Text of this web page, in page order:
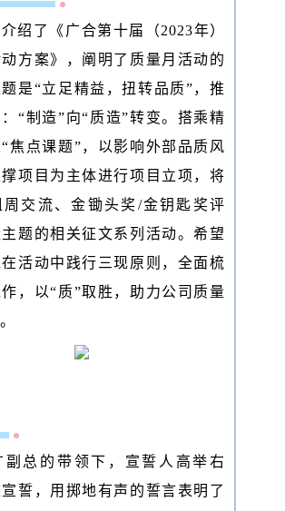
绍了《广合第十届（2023年）
方案》，阐明了质量月活动的
是“立足精益，扭转品质”，推
“制造”向“质造”转变。搭乘精
焦点课题”，以影响外部品质风
撑项目为主体进行项目立项，将
周交流、金锄头奖/金钥匙奖评
题的相关征文系列活动。希望
活动中践行三现原则，全面梳
，以“质”取胜，助力公司质量
副总的带领下，宣誓人高举右
誓，用掷地有声的誓言表明了